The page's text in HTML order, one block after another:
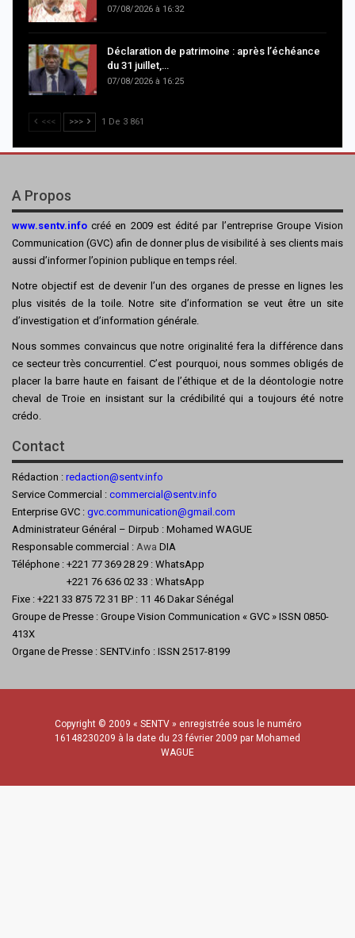
07/08/2026 à 16:32
Déclaration de patrimoine : après l’échéance
du 31 juillet,…
07/08/2026 à 16:25
<<< >>> 1 De 3 861
A Propos
www.sentv.info créé en 2009 est édité par l’entreprise Groupe Vision
Communication (GVC) afin de donner plus de visibilité à ses clients mais
aussi d’informer l’opinion publique en temps réel.
Notre objectif est de devenir l’un des organes de presse en lignes les
plus visités de la toile. Notre site d’information se veut être un site
d’investigation et d’information générale.
Nous sommes convaincus que notre originalité fera la différence dans
ce secteur très concurrentiel. C’est pourquoi, nous sommes obligés de
placer la barre haute en faisant de l’éthique et de la déontologie notre
cheval de Troie en insistant sur la crédibilité qui a toujours été notre
crédo.
Contact
Rédaction : redaction@sentv.info
Service Commercial : commercial@sentv.info
Enterprise GVC : gvc.communication@gmail.com
Administrateur Général – Dirpub : Mohamed WAGUE
Responsable commercial : Awa DIA
Téléphone : +221 77 369 28 29 : WhatsApp
+221 76 636 02 33 : WhatsApp
Fixe : +221 33 875 72 31 BP : 11 46 Dakar Sénégal
Groupe de Presse : Groupe Vision Communication « GVC » ISSN 0850-
413X
Organe de Presse : SENTV.info : ISSN 2517-8199
Copyright © 2009 « SENTV » enregistrée sous le numéro
16148230209 à la date du 23 février 2009 par Mohamed
WAGUE